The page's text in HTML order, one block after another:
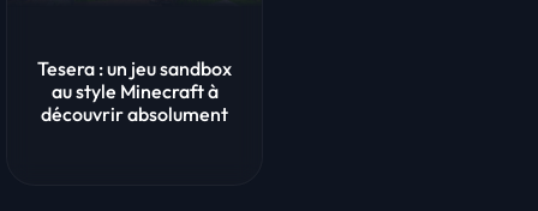
Tesera : un jeu sandbox
au style Minecraft à
découvrir absolument